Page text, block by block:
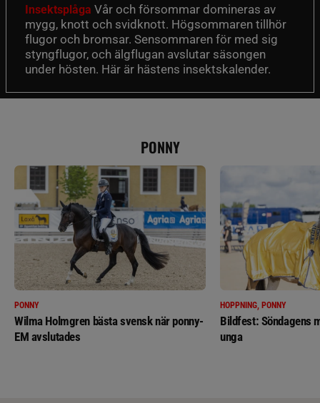
Insektsplåga Vår och försommar domineras av
mygg, knott och svidknott. Högsommaren tillhör
flugor och bromsar. Sensommaren för med sig
styngflugor, och älgflugan avslutar säsongen
under hösten. Här är hästens insektskalender.
PONNY
PONNY
Wilma Holmgren bästa svensk när ponny-
EM avslutades
HOPPNING, PONNY
Bildfest: Söndagens
unga